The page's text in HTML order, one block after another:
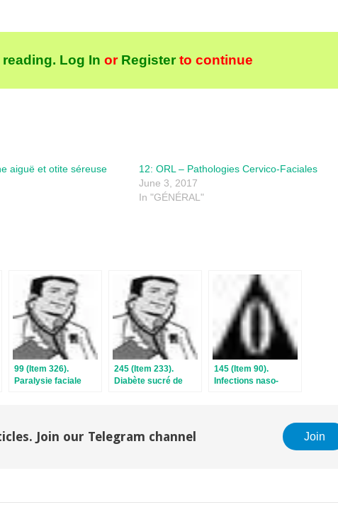
Log In orRegisterto continue
aiguë et otite séreuse
12: ORL – Pathologies Cervico-Faciales
June 3, 2017
In "GÉNÉRAL"
99 (Item 326).
Paralysie faciale
245 (Item 233).
Diabète sucré de
145 (Item 90).
Infections naso-
Join our Telegram channel Join